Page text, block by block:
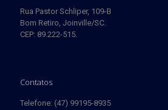
Rua Pastor Schliper, 109-B
Bom Retiro, Joinville/SC.
CEP: 89.222-515.
Contatos
Telefone: (47) 99195-8935